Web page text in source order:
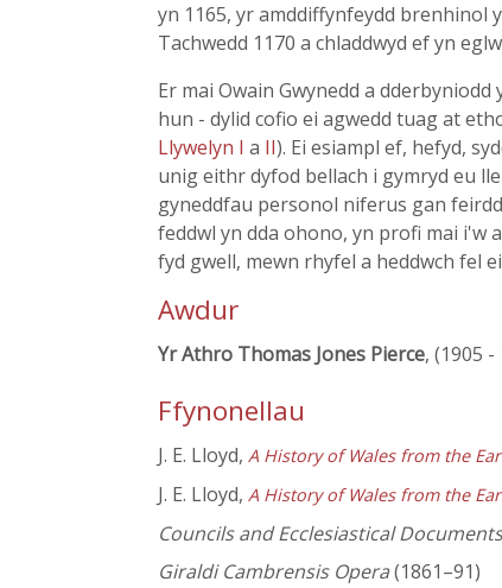
yn 1165, yr amddiffynfeydd brenhinol
Tachwedd 1170 a chladdwyd ef yn
Er mai Owain Gwynedd a
hun - dylid cofio ei agwedd tuag at
Llywelyn I a II). Ei esiampl ef, hefyd,
unig eithr dyfod bellach i gymryd eu
gyneddfau personol niferus gan
feddwl yn dda ohono, yn profi mai i'w
fyd gwell, mewn rhyfel a heddwch fel
Awdur
Yr Athro Thomas Jones Pierce, (1905 -
Ffynonellau
J. E. Lloyd, A History of Wales from the
J. E. Lloyd, A History of Wales from the
Councils and Ecclesiastical
Giraldi Cambrensis Opera(1861–91)